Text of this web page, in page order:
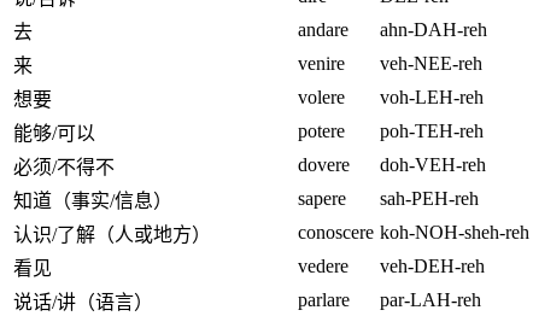
去
andare ahn-DAH-reh
来
venire veh-NEE-reh
想要
volere voh-LEH-reh
能够/可以
potere poh-TEH-reh
必须/不得不
dovere doh-VEH-reh
知道（事实/信息）
sapere sah-PEH-reh
认识/了解（人或地方）
conoscere koh-NOH-sheh-reh
看见
vedere veh-DEH-reh
说话/讲（语言）
parlare par-LAH-reh